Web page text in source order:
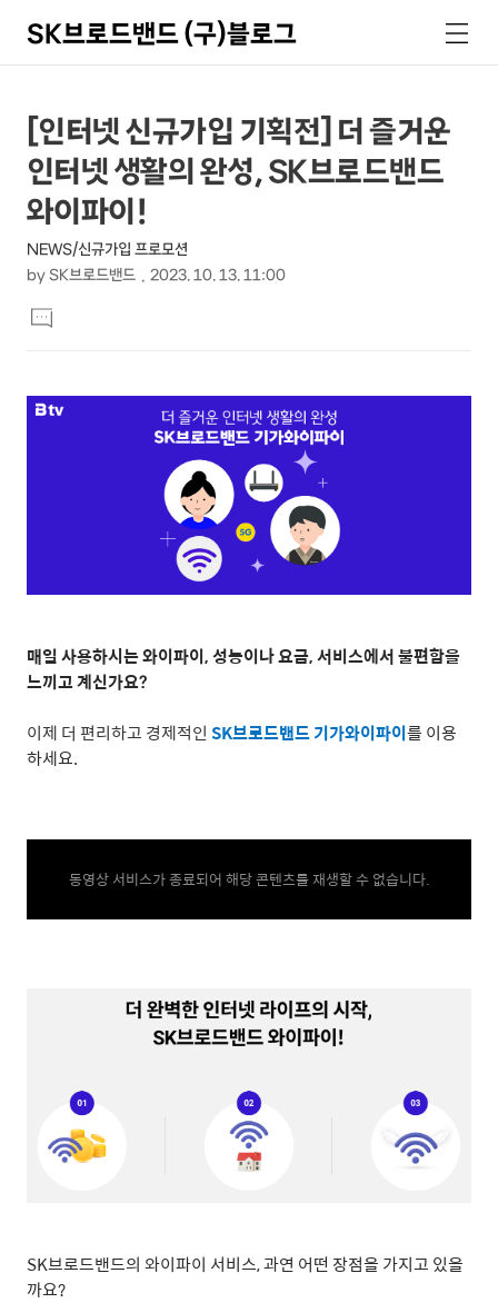
SK브로드밴드 (구)블로그
색
메
뉴
상
세
컨
텐
츠
본
문
제
목
[인터넷 신규가입 기획전] 더 즐거운
인터넷 생활의 완성, SK브로드밴드
와이파이!
NEWS/신규가입 프로모션
by SK브로드밴드 2023. 10. 13. 11:00
문
댓
글
매일 사용하시는 와이파이,성능이나 요금,서비스에서 불편함을
느끼고 계신가요?
이제 더 편리하고 경제적인 SK브로드밴드 기가와이파이를 이용
하세요.
동영상 서비스가 종료되어 해당 콘텐츠를 재생할 수 없습니다.
SK브로드밴드의 와이파이 서비스,과연 어떤 장점을 가지고 있을
까요?